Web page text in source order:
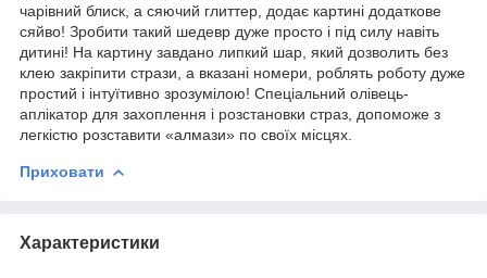
чарівний блиск, а сяючий глиттер, додає картині додаткове
сяйво! Зробити такий шедевр дуже просто і під силу навіть
дитині! На картину завдано липкий шар, який дозволить без
клею закріпити стрази, а вказані номери, роблять роботу дуже
простий і інтуїтивно зрозумілою! Спеціальний олівець-
аплікатор для захоплення і розстановки страз, допоможе з
легкістю розставити «алмази» по своїх місцях.
Приховати
Характеристики